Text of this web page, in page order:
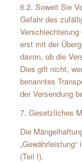
6.2. Soweit Sie
Gefahr des
erst mit der
davon, ob die
Dies gilt nicht,
benanntes
der Versendung
7. Gesetzliches
Die
(Teil I).